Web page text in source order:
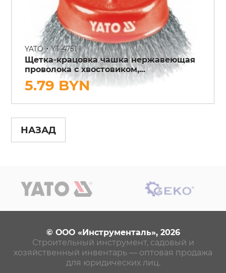
YATO•YT-4751
Щетка-крацовка чашка нержавеющая
проволока с хвостовиком,...
5.79 BYN
НАЗАД
© ООО «Инструменталь», 2026
Строительный инструмент, садовый и
хозяйственный инвентарь — оптовая продажа
для юридических лиц.